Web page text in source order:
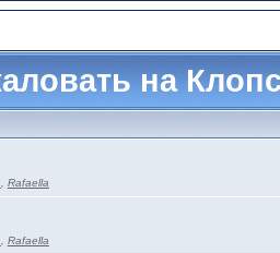
на
Rafaella
Rafaella